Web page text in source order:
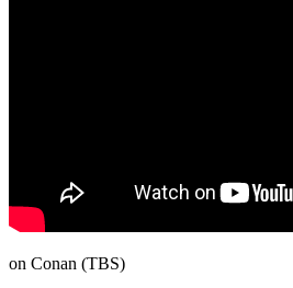
on Conan (TBS)